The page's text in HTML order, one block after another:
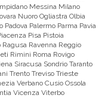
Messina Milano
Nuoro Ogliastra Olbia
Padova Palermo Parma Pavia
Pisa Pistoia
Ragusa Ravenna Reggio
Rimini Roma Rovigo
Siracusa Sondrio Taranto
Trento Treviso Trieste
Verbano Cusio Ossola
Vicenza Viterbo